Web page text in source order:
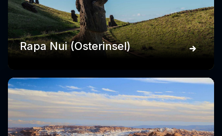
Rapa Nui (Osterinsel)